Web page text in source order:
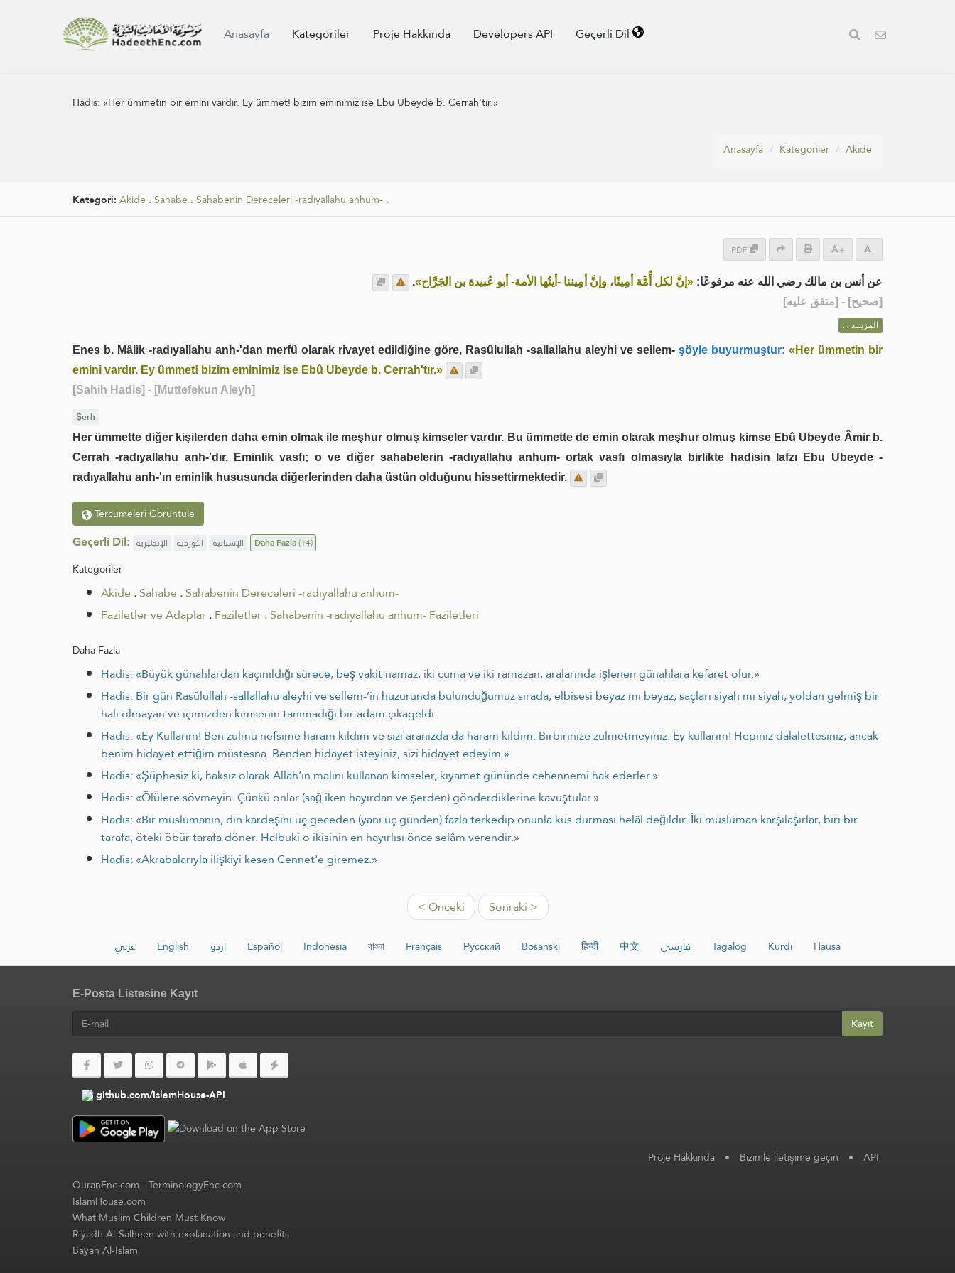
Anasayfa Kategoriler Proje Hakkında Developers API Geçerli Dil
Hadis: «Her ümmetin bir emini vardır. Ey ümmet! bizim eminimiz ise Ebû Ubeyde b. Cerrah'tır.»
Anasayfa Kategoriler Akide
Kategori: Akide . Sahabe . Sahabenin Dereceleri -radıyallahu anhum- .
PDF + -
عن أنس بن مالك رضي الله عنه مرفوعًا: «إنَّ لكل أُمَّة أمِينًا، وإنَّ أمِيننا -أيتُها الأمة- أبو عُبيدة بن الجَرَّاح».
[صحيح] - [متفق عليه]
المزيــد ...
Enes b. Mâlik -radıyallahu anh-'dan merfû olarak rivayet edildiğine göre, Rasûlullah -sallallahu aleyhi ve sellem- şöyle buyurmuştur: «Her ümmetin bir
emini vardır. Ey ümmet! bizim eminimiz ise Ebû Ubeyde b. Cerrah'tır.»
[Sahih Hadis] - [Muttefekun Aleyh]
Şerh
Her ümmette diğer kişilerden daha emin olmak ile meşhur olmuş kimseler vardır. Bu ümmette de emin olarak meşhur olmuş kimse Ebû Ubeyde Âmir b.
Cerrah -radıyallahu anh-'dır. Eminlik vasfı; o ve diğer sahabelerin -radıyallahu anhum- ortak vasfı olmasıyla birlikte hadisin lafzı Ebu Ubeyde -
radıyallahu anh-'ın eminlik hususunda diğerlerinden daha üstün olduğunu hissettirmektedir.
Tercümeleri Görüntüle
Geçerli Dil: الإنجليزية الأوردية الإسبانية Daha Fazla(14)
Kategoriler
Akide .Sahabe .Sahabenin Dereceleri -radıyallahu anhum-
Faziletler ve Adaplar.Faziletler.Sahabenin -radıyallahu anhum- Faziletleri
Daha Fazla
Hadis: «Büyük günahlardan kaçınıldığı sürece, beş vakit namaz, iki cuma ve iki ramazan, aralarında işlenen günahlara kefaret olur.»
Hadis: Bir gün Rasûlullah -sallallahu aleyhi ve sellem-’in huzurunda bulunduğumuz sırada, elbisesi beyaz mı beyaz, saçları siyah mı siyah, yoldan gelmiş bir
hali olmayan ve içimizden kimsenin tanımadığı bir adam çıkageldi.
Hadis: «Ey Kullarım! Ben zulmü nefsime haram kıldım ve sizi aranızda da haram kıldım. Birbirinize zulmetmeyiniz. Ey kullarım! Hepiniz dalalettesiniz, ancak
benim hidayet ettiğim müstesna. Benden hidayet isteyiniz, sizi hidayet edeyim.»
Hadis: «Şüphesiz ki, haksız olarak Allah’ın malını kullanan kimseler, kıyamet gününde cehennemi hak ederler.»
Hadis: «Ölülere sövmeyin. Çünkü onlar (sağ iken hayırdan ve şerden) gönderdiklerine kavuştular.»
Hadis: «Bir müslümanın, din kardeşini üç geceden (yani üç günden) fazla terkedip onunla küs durması helâl değildir. İki müslüman karşılaşırlar, biri bir
tarafa, öteki öbür tarafa döner. Halbuki o ikisinin en hayırlısı önce selâm verendir.»
Hadis: «Akrabalarıyla ilişkiyi kesen Cennet'e giremez.»
< Önceki Sonraki >
عربي English اردو Español Indonesia বাংলা Français Русский Bosanski हिन्दी 中文 فارسی Tagalog Kurdî Hausa
E-Posta Listesine Kayıt
Kayıt
github.com/IslamHouse-API
Proje Hakkında • Bizimle iletişime geçin • API
QuranEnc.com-TerminologyEnc.com
IslamHouse.com
What Muslim Children Must Know
Riyadh Al-Salheen with explanation and benefits
Bayan Al-Islam